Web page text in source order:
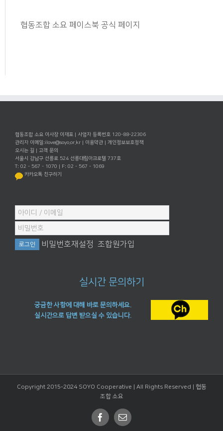
협동조합 소요 페이스북 공식 페이지
협동조합 소요 이사장 이재포 | 사업자 등록번호 120-88-22306
관리자 이메일:ilove@soyo.or.kr | 이용약관 | 개인정보보호정책
오시는 길 | 고객 문의
서울시 강남구 선릉로 524 선릉대림아크로텔 737호
T: 02 - 567 - 1070 | F: 02 - 567 - 1069
카카오톡 친구하기
비밀번호재설정 조합원가입
실시간 문의하기
궁금한 사항에 대해 바로 문의하세요.
실시간으로 답변 받으실 수 있습니다.
Copyright 2015-2024 SOYO Cooperative | All Rights Reserved | 협동
조합 소요
Facebook
Email